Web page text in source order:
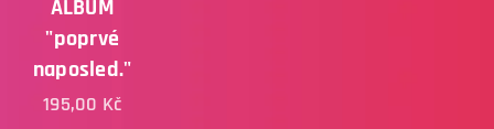
ALBUM
"poprvé
naposled."
195,00 Kč